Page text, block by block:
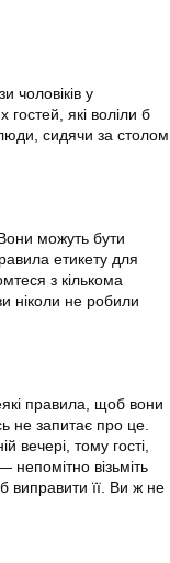
чоловіків у
які воліли б
сидячи за столом
можуть бути
етикету для
з кількома
ніколи не робили
правила, щоб вони
не запитає про це.
вечері, тому гості,
візьміть
виправити її. Ви ж не